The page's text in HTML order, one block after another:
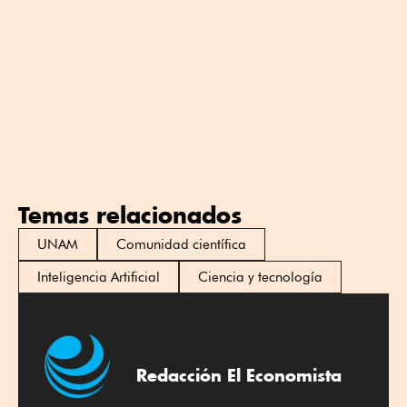
Temas relacionados
UNAM
Comunidad científica
Inteligencia Artificial
Ciencia y tecnología
Redacción El Economista